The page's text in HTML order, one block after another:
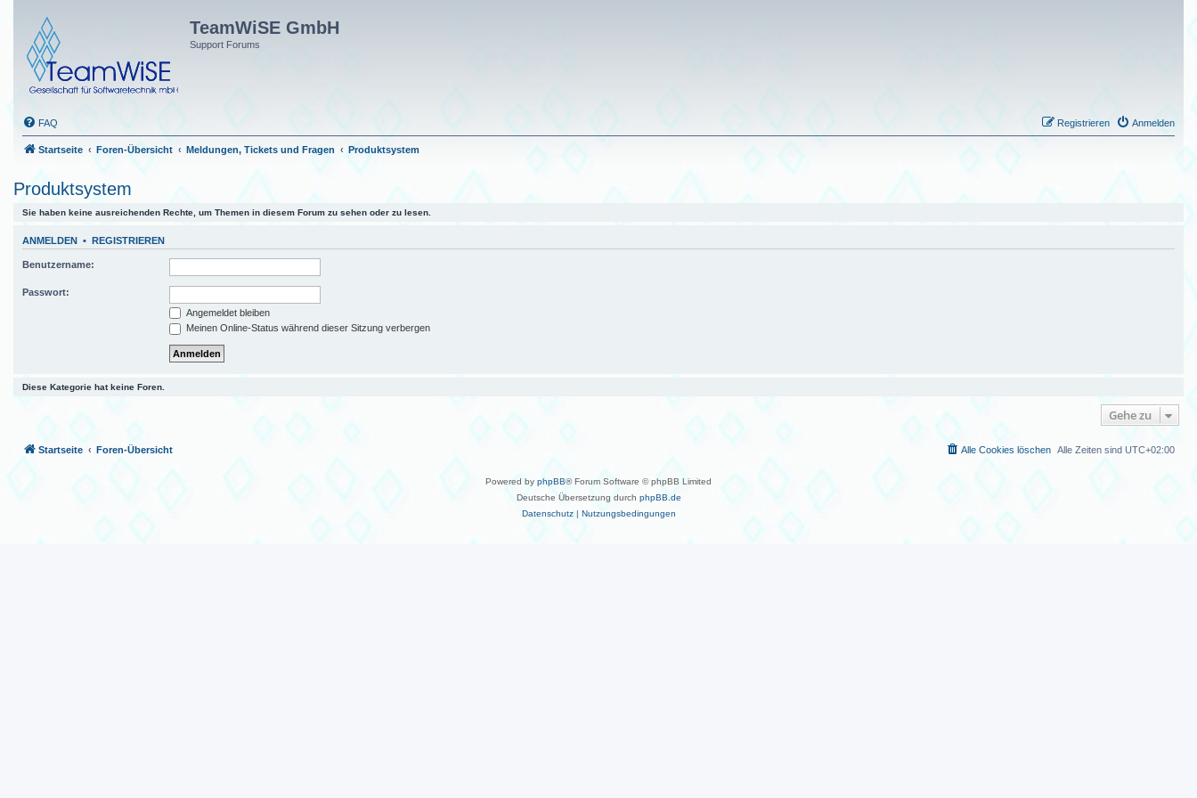
TeamWiSE GmbH
Support Forums
FAQ Anmelden
Registrieren
Startseite Foren-Übersicht Meldungen, Tickets und Fragen Produktsystem
Produktsystem
Sie haben keine ausreichenden Rechte, um Themen in diesem Forum zu sehen oder zu lesen.
ANMELDEN • REGISTRIEREN
Benutzername:
Passwort:
Angemeldet bleiben
Meinen Online-Status während dieser Sitzung verbergen
Diese Kategorie hat keine Foren.
Gehe zu
Startseite Foren-Übersicht Alle Zeiten sind UTC+02:00
Alle Cookies löschen
Powered by phpBB® Forum Software © phpBB Limited
Deutsche Übersetzung durch phpBB.de
Datenschutz| Nutzungsbedingungen